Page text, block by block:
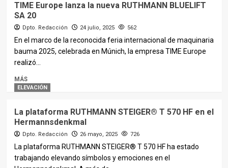
TIME Europe lanza la nueva RUTHMANN BLUELIFT
SA 20
Dpto. Redacción 24 julio, 2025 562
En el marco de la reconocida feria internacional de maquinaria
bauma 2025, celebrada en Múnich, la empresa TIME Europe
realizó...
MÁS
ELEVACIÓN
La plataforma RUTHMANN STEIGER® T 570 HF en el
Hermannsdenkmal
Dpto. Redacción 26 mayo, 2025 726
La plataforma RUTHMANN STEIGER® T 570 HF ha estado
trabajando elevando símbolos y emociones en el